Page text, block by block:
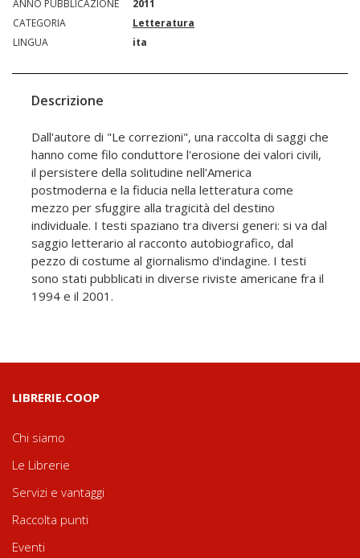
ANNO PUBBLICAZIONE
2011
CATEGORIA
Letteratura
LINGUA
ita
Descrizione
Dall'autore di "Le correzioni", una raccolta di saggi che
hanno come filo conduttore l'erosione dei valori civili,
il persistere della solitudine nell'America
postmoderna e la fiducia nella letteratura come
mezzo per sfuggire alla tragicità del destino
individuale. I testi spaziano tra diversi generi: si va dal
saggio letterario al racconto autobiografico, dal
pezzo di costume al giornalismo d'indagine. I testi
sono stati pubblicati in diverse riviste americane fra il
1994 e il 2001.
LIBRERIE.COOP
Chi siamo
Le Librerie
Servizi e vantaggi
Raccolta punti
Eventi